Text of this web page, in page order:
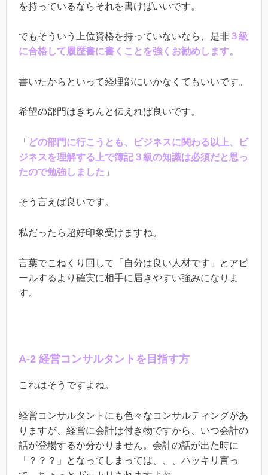
を持っているならそれを書けばいいです。
でもそういう上位資格を持っていないなら、是非 ３級
に合格して履歴書に書くことを強くお勧めします。
書いたからといって経理部にいかなくてもいいです。
希望の部門はきちんと伝えれば良いです。
「 どの部門に行こうとも、ビジネスに関わる以上、ビ
ジネスを理解する上で簿記３級の知識は必須だと思っ
たので勉強しました 」
そう言えば良いです。
私だったら超好印象受けますね。
言葉でこねくり回して「自分は良い人材です」とアピ
ールするより確実に相手に届きやすい強みになりま
す。
A-2 経営コンサルタントを目指す方
これはそうですよね。
経営コンサルタントにも色々なコンサルティングがあ
りますが、経営に会計は付き物ですから、いつ会計の
話が登場するか分かりません。会計の話が出た時に
「？？？」となってしまっては、、、ハッキリ言っ